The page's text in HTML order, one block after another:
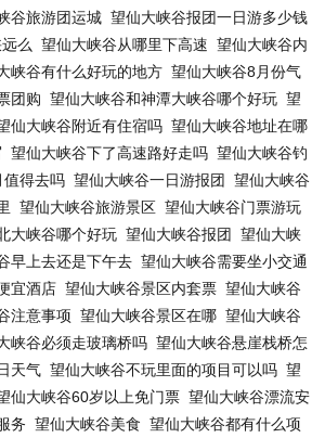
谷旅游团运城 望仙大峡谷报团一日游多少钱
么
望仙大峡谷从哪里下高速 望仙大峡谷内
峡谷有什么好玩的地方 望仙大峡谷8月份气
团购 望仙大峡谷和神潭大峡谷哪个好玩 望
仙大峡谷附近有住宿吗 望仙大峡谷地址在哪
望仙大峡谷下了高速路好走吗 望仙大峡谷钓
值得去吗 望仙大峡谷一日游报团
望仙大峡谷
望仙大峡谷旅游景区 望仙大峡谷门票游玩
大峡谷哪个好玩 望仙大峡谷报团
望仙大峡
早上去还是下午去 望仙大峡谷需要坐小交通
宜酒店 望仙大峡谷景区内套票 望仙大峡谷
注意事项 望仙大峡谷景区在哪 望仙大峡谷
峡谷必须走玻璃桥吗 望仙大峡谷悬崖栈桥怎
天气 望仙大峡谷不玩里面的项目可以吗 望
仙大峡谷60岁以上免门票 望仙大峡谷漂流安
务 望仙大峡谷美食 望仙大峡谷都有什么项